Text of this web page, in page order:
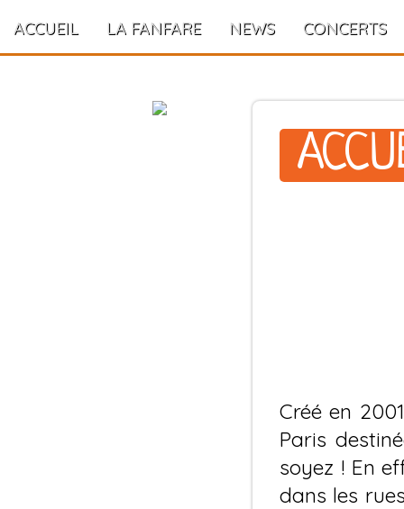
ACCUEIL LA FANFARE NEWS CONCERTS
Créé en
Paris
soyez ! En
dans les